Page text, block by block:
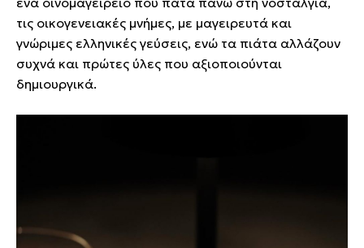
τις οικογενειακές μνήμες, με μαγειρευτά και
γνώριμες ελληνικές γεύσεις, ενώ τα πιάτα αλλάζουν
συχνά και πρώτες ύλες που αξιοποιούνται
δημιουργικά.